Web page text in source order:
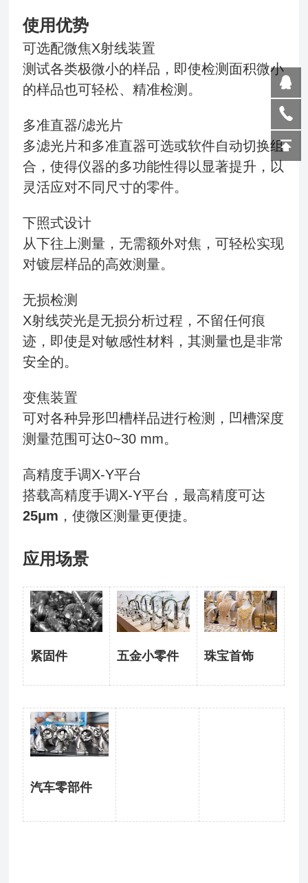
使用优势
可选配微焦X射线装置
测试各类极微小的样品，即使检测面积微小
的样品也可轻松、精准检测。
多准直器/滤光片
多滤光片和多准直器可选或软件自动切换组
合，使得仪器的多功能性得以显著提升，以
灵活应对不同尺寸的零件。
下照式设计
从下往上测量，无需额外对焦，可轻松实现
对镀层样品的高效测量。
无损检测
X射线荧光是无损分析过程，不留任何痕
迹，即使是对敏感性材料，其测量也是非常
安全的。
变焦装置
可对各种异形凹槽样品进行检测，凹槽深度
测量范围可达0~30 mm。
高精度手调X-Y平台
搭载高精度手调X-Y平台，最高精度可达
25μm ，使微区测量更便捷。
应用场景
紧固件 五金小零件 珠宝首饰
汽车零部件